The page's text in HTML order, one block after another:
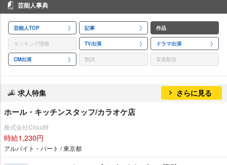
芸能人事典
芸能人TOP 記事 作品
ランキング情報 TV出演 ドラマ出演
CM出演 歌詞 音楽配信
求人特集 さらに見る
ホール・キッチンスタッフ/カラオケ店
株式会社Cloud9
時給1,230円
アルバイト・パート / 東京都